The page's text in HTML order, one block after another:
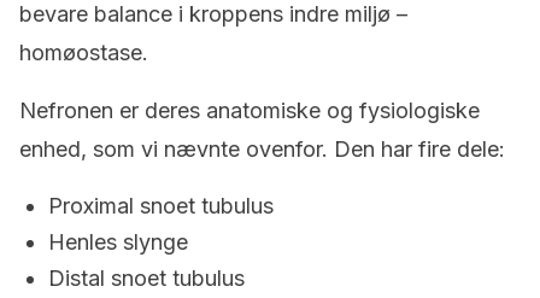
bevare balance i kroppens indre miljø –
homøostase.
Nefronen er deres anatomiske og fysiologiske
enhed, som vi nævnte ovenfor. Den har fire dele:
Proximal snoet tubulus
Henles slynge
Distal snoet tubulus